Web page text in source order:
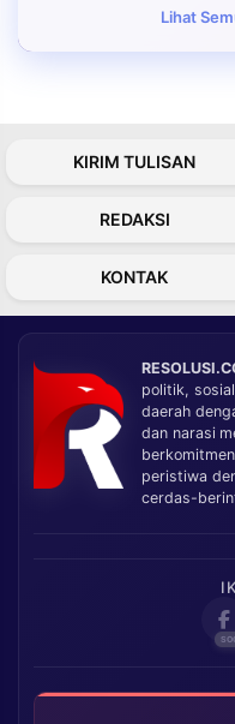
Lihat
KIRIM TULISAN
REDAKSI
KONTAK
politik,
daerah
dan narasi
peristiwa
cerdas-